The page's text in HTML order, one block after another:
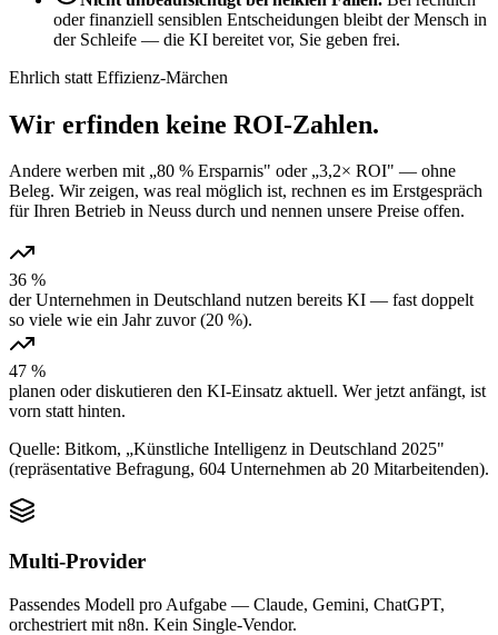
oder finanziell sensiblen Entscheidungen bleibt der Mensch in
der Schleife — die KI bereitet vor, Sie geben frei.
Ehrlich statt Effizienz-Märchen
Wir erfinden keine ROI-Zahlen.
Andere werben mit „80 % Ersparnis" oder „3,2× ROI" — ohne
Beleg. Wir zeigen, was real möglich ist, rechnen es im Erstgespräch
für Ihren Betrieb in Neuss durch und nennen unsere Preise offen.
36 %
der Unternehmen in Deutschland nutzen bereits KI — fast doppelt
so viele wie ein Jahr zuvor (20 %).
47 %
planen oder diskutieren den KI-Einsatz aktuell. Wer jetzt anfängt, ist
vorn statt hinten.
Quelle: Bitkom, „Künstliche Intelligenz in Deutschland 2025"
(repräsentative Befragung, 604 Unternehmen ab 20 Mitarbeitenden).
Multi-Provider
Passendes Modell pro Aufgabe — Claude, Gemini, ChatGPT,
orchestriert mit n8n. Kein Single-Vendor.